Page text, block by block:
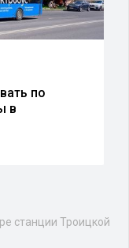
по
станции Троицкой